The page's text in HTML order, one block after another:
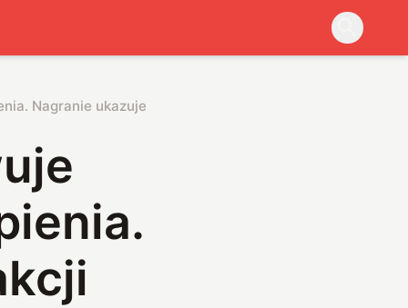
Nagranie ukazuje go w akcji